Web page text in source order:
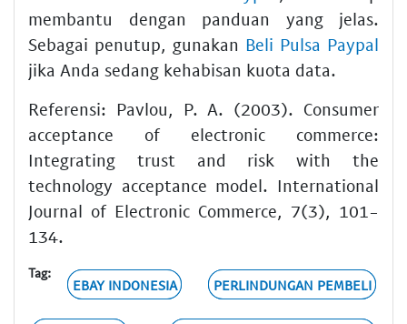
membantu dengan panduan yang jelas.
Sebagai penutup, gunakan Beli Pulsa Paypal
jika Anda sedang kehabisan kuota data.
Referensi: Pavlou, P. A. (2003). Consumer
acceptance of electronic commerce:
Integrating trust and risk with the
technology acceptance model. International
Journal of Electronic Commerce, 7(3), 101-
134.
Tag:
EBAY INDONESIA PERLINDUNGAN PEMBELI